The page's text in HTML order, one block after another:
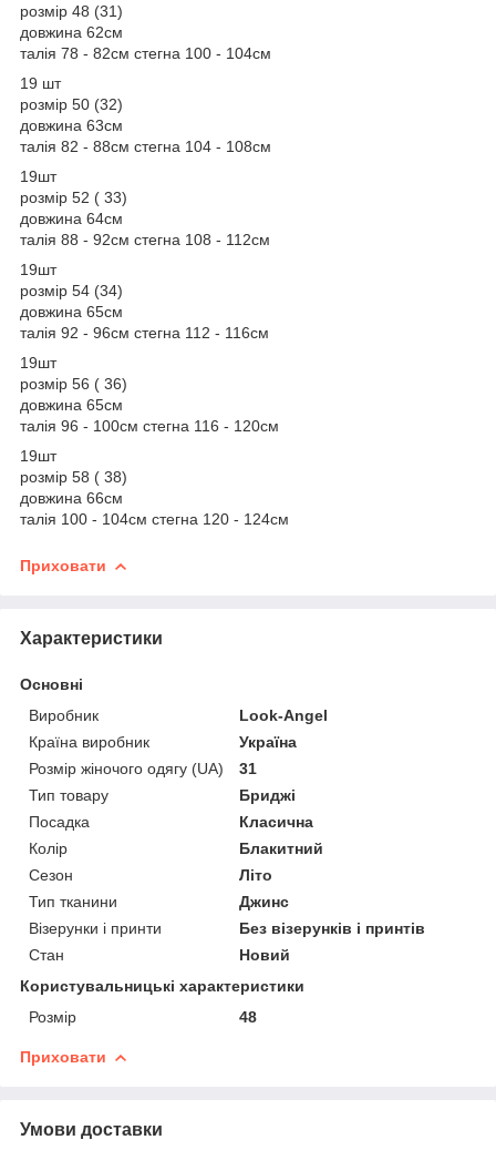
розмір 48 (31)
довжина 62см
талія 78 - 82см стегна 100 - 104см
19 шт
розмір 50 (32)
довжина 63см
талія 82 - 88см стегна 104 - 108см
19шт
розмір 52 ( 33)
довжина 64см
талія 88 - 92см стегна 108 - 112см
19шт
розмір 54 (34)
довжина 65см
талія 92 - 96см стегна 112 - 116см
19шт
розмір 56 ( 36)
довжина 65см
талія 96 - 100см стегна 116 - 120см
19шт
розмір 58 ( 38)
довжина 66см
талія 100 - 104см стегна 120 - 124см
Приховати
Характеристики
Основні
Виробник
Look-Angel
Країна виробник
Україна
Розмір жіночого одягу (UA)
31
Тип товару
Бриджі
Посадка
Класична
Колір
Блакитний
Сезон
Літо
Тип тканини
Джинс
Візерунки і принти
Без візерунків і принтів
Стан
Новий
Користувальницькі характеристики
Розмір
48
Приховати
Умови доставки